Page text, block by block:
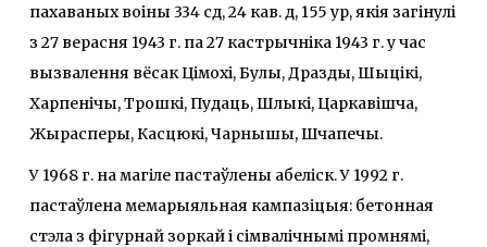
пахаваных воіны 334 сд, 24 кав. д, 155 ур, якія загінулі
з 27 верасня 1943 г. па 27 кастрычніка 1943 г. у час
вызвалення вёсак Цімохі, Булы, Дразды, Шыцікі,
Харпенічы, Трошкі, Пудаць, Шлыкі, Царкавішча,
Жырасперы, Касцюкі, Чарнышы, Шчапечы.
У 1968 г. на магіле пастаўлены абеліск. У 1992 г.
пастаўлена мемарыяльная кампазіцыя: бетонная
стэла з фігурнай зоркай і сімвалічнымі промнямі,